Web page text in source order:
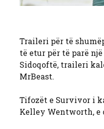
Traileri për të
të etur për të parë
Sidoqoftë, traileri
MrBeast.
Tifozët e Survivor i
Kelley Wentworth, e